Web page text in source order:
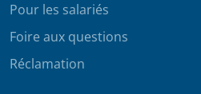
Pour les salariés
Foire aux questions
Réclamation